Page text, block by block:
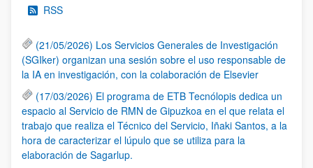
RSS
(21/05/2026) Los Servicios Generales de Investigación
(SGIker) organizan una sesión sobre el uso responsable de
la IA en investigación, con la colaboración de Elsevier
(17/03/2026) El programa de ETB Tecnólopis dedica un
espacio al Servicio de RMN de Gipuzkoa en el que relata el
trabajo que realiza el Técnico del Servicio, Iñaki Santos, a la
hora de caracterizar el lúpulo que se utiliza para la
elaboración de Sagarlup.